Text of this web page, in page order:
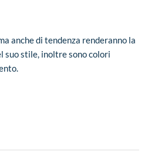
anche di tendenza renderanno la
suo stile, inoltre sono colori